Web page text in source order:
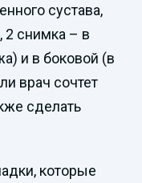
сустава,
2 снимка – в
и в боковой (в
врач сочтет
сделать
которые